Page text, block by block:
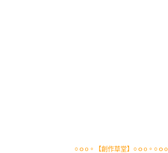
○ｏo。【創作草堂】○ｏo。○ｏ